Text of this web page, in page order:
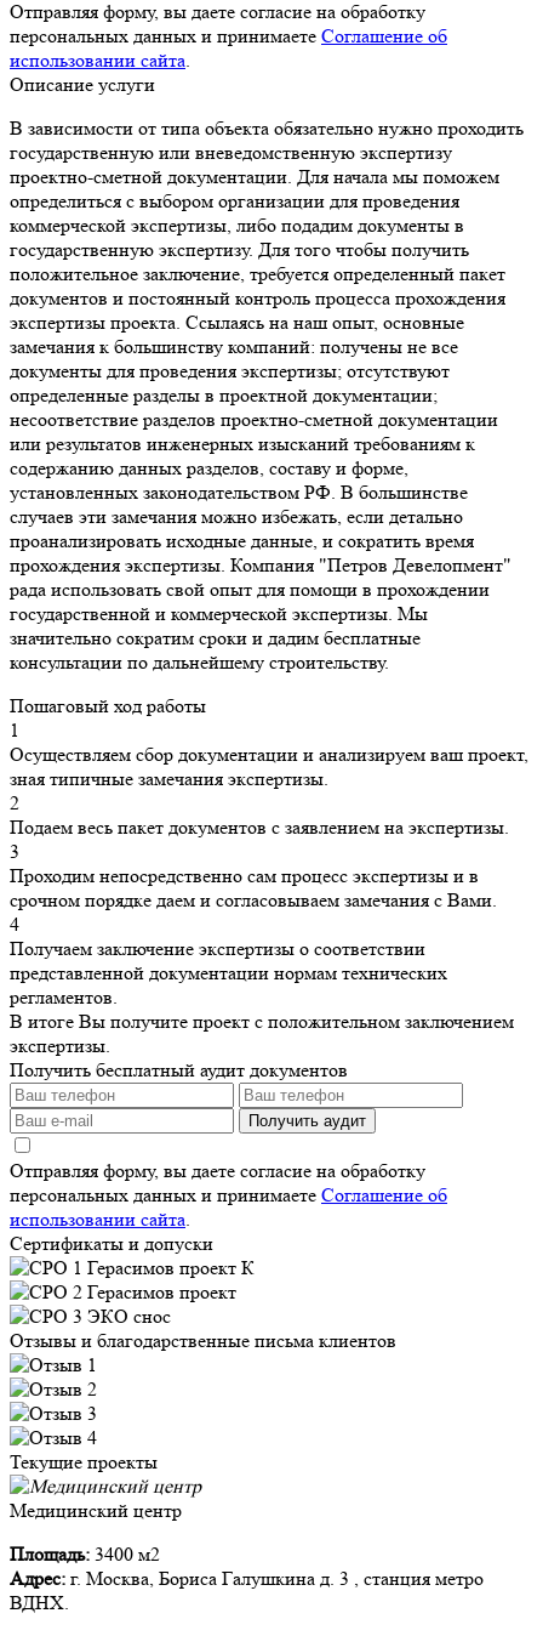
Отправляя форму, вы даете согласие на обработку
персональных данных и принимаете Соглашение об
использовании сайта.
Описание услуги
В зависимости от типа объекта обязательно нужно проходить
государственную или вневедомственную экспертизу
проектно-сметной документации. Для начала мы поможем
определиться с выбором организации для проведения
коммерческой экспертизы, либо подадим документы в
государственную экспертизу. Для того чтобы получить
положительное заключение, требуется определенный пакет
документов и постоянный контроль процесса прохождения
экспертизы проекта. Ссылаясь на наш опыт, основные
замечания к большинству компаний: получены не все
документы для проведения экспертизы; отсутствуют
определенные разделы в проектной документации;
несоответствие разделов проектно-сметной документации
или результатов инженерных изысканий требованиям к
содержанию данных разделов, составу и форме,
установленных законодательством РФ. В большинстве
случаев эти замечания можно избежать, если детально
проанализировать исходные данные, и сократить время
прохождения экспертизы. Компания "Петров Девелопмент"
рада использовать свой опыт для помощи в прохождении
государственной и коммерческой экспертизы. Мы
значительно сократим сроки и дадим бесплатные
консультации по дальнейшему строительству.
Пошаговый ход работы
1
Осуществляем сбор документации и анализируем ваш проект,
зная типичные замечания экспертизы.
2
Подаем весь пакет документов с заявлением на экспертизы.
3
Проходим непосредственно сам процесс экспертизы и в
срочном порядке даем и согласовываем замечания с Вами.
4
Получаем заключение экспертизы о соответствии
представленной документации нормам технических
регламентов.
В итоге Вы получите проект с положительном заключением
экспертизы.
Получить бесплатный аудит документов
Получить аудит
Отправляя форму, вы даете согласие на обработку
персональных данных и принимаете Соглашение об
использовании сайта.
Сертификаты и допуски
Отзывы и благодарственные письма клиентов
Текущие проекты
Медицинский центр
Площадь: 3400 м2
Адрес: г. Москва, Бориса Галушкина д. 3 , станция метро
ВДНХ.